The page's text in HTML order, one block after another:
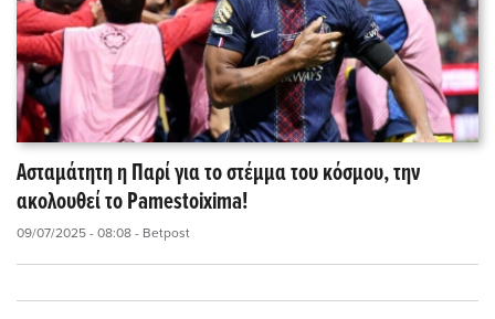
Ασταμάτητη η Παρί για το στέμμα του κόσμου, την
ακολουθεί το Pamestoixima!
09/07/2025 - 08:08 - Betpost